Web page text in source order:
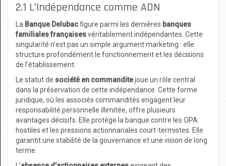
2.1 L’Indépendance comme ADN
La Banque Delubacfigure parmi les dernières banques
familiales françaisesvéritablement indépendantes. Cette
singularité n’est pas un simple argument marketing : elle
structure profondément le fonctionnement et les décisions
de l’établissement.
Le statut de société en commanditejoue un rôle central
dans la préservation de cette indépendance. Cette forme
juridique, où les associés commandités engagent leur
responsabilité personnelle illimitée, offre plusieurs
avantages décisifs. Elle protège la banque contre les OPA
hostiles et les pressions actionnariales court-termistes. Elle
garantit une stabilité de la gouvernance et une vision de long
terme.